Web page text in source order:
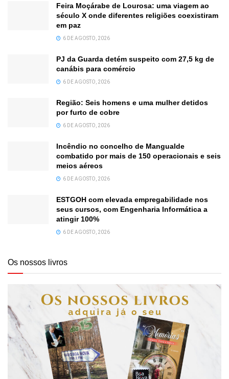
Feira Moçárabe de Lourosa: uma viagem ao
século X onde diferentes religiões coexistiram
em paz
6 DE AGOSTO, 2026
PJ da Guarda detém suspeito com 27,5 kg de
canábis para comércio
6 DE AGOSTO, 2026
Região: Seis homens e uma mulher detidos
por furto de cobre
6 DE AGOSTO, 2026
Incêndio no concelho de Mangualde
combatido por mais de 150 operacionais e seis
meios aéreos
6 DE AGOSTO, 2026
ESTGOH com elevada empregabilidade nos
seus cursos, com Engenharia Informática a
atingir 100%
6 DE AGOSTO, 2026
Os nossos livros